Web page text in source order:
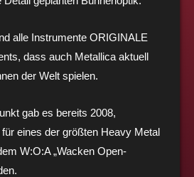
alle Instrumente ORIGINALE
dass auch Metallica aktuell
der Welt spielen.
gab es bereits 2008,
eines der größten Heavy Metal
W:O:A „Wacken Open-